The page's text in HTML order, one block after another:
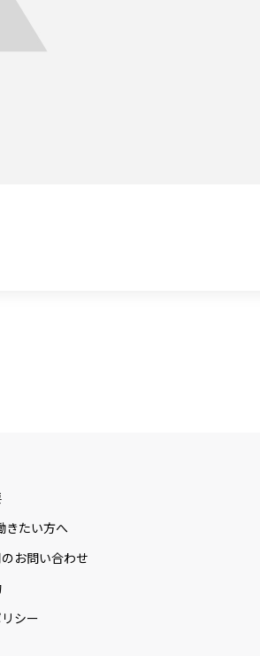
きたい方へ
お問い合わせ
シー